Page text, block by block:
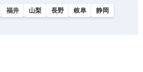
福井 山梨 長野 岐阜
静岡